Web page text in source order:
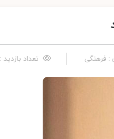
: فرهنگی تعداد بازدید : 724 نفر